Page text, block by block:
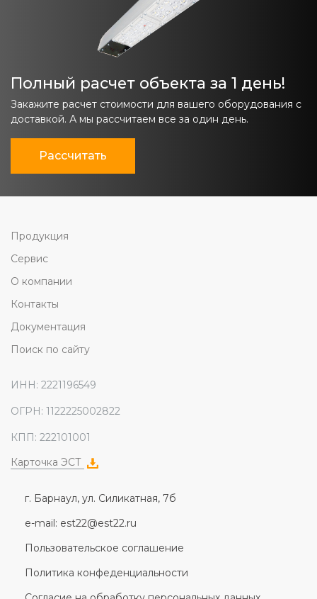
Полный расчет объекта за 1 день!
Закажите расчет стоимости для вашего оборудования с
доставкой. А мы рассчитаем все за один день.
Рассчитать
Продукция
Сервис
О компании
Контакты
Документация
Поиск по сайту
ИНН: 2221196549
ОГРН: 1122225002822
КПП: 222101001
Карточка ЭСТ
г. Барнаул, ул. Силикатная, 7б
e-mail: est22@est22.ru
Пользовательское соглашение
Политика конфеденциальности